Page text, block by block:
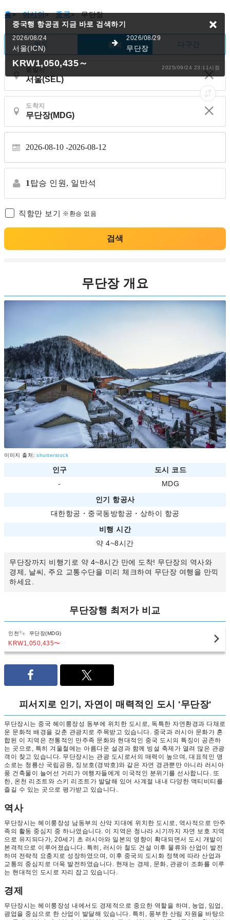
홈> 아시아> 중국> 무단장
편도 왕복 다구간
출발지
도착지
2026-08-10 2026-08-12
1 탑승 인원, 일반석
직항만 보기 ※환승 없음
검색
중국행 항공권 지금 바로 검색하기
2026/08/24
서울(ICN)
2026/08/29
무단장
KRW1,050,435～ 2025/09/24 23:11시점
무단장 개요
이미지 출처: shutterstock
인구
도시 코드
-
MDG
인기 항공사
대한항공 ・ 중국동방항공 ・ 상하이 항공
비행 시간
약 4~8시간
무단장까지 비행기로 약 4~8시간 만에 도착! 무단장의 역사와
경제, 날씨, 주요 교통수단을 미리 체크하여 무단장 여행을 만끽
하세요.
무단장행 최저가 비교
인천 무단장(MDG)
KRW1,050,435〜
피서지로 인기, 자연이 매력적인 도시 '무단장'
무단장시는 중국 헤이룽장성 동부에 위치한 도시로, 독특한 자연환경과 다채로
운 문화적 배경을 갖춘 관광지로 주목받고 있습니다. 중국과 러시아 문화가 혼
합된 이 지역은 전통적인 만주족 문화와 현대적인 중국 도시의 특징이 공존하
는 곳으로, 특히 겨울철에는 아름다운 설경과 함께 빙설 축제가 열려 많은 관광
객이 찾고 있습니다. 무단장시는 관광 도시로서의 매력이 높으며, 대표적인 명
소로는 청룡산 국립공원, 징보호(경박호)와 같은 자연 경관뿐만 아니라 러시아
풍 건축물이 늘어선 거리가 여행자들에게 이국적인 분위기를 선사합니다. 또
한, 온천 리조트와 스키 리조트가 발달해 있어 사계절 내내 다양한 액티비티를
즐길 수 있는 곳으로 평가받고 있습니다.
역사
무단장시는 헤이룽장성 남동부의 산악 지대에 위치한 도시로, 역사적으로 만주
족의 활동 중심지 중 하나였습니다. 이 지역은 청나라 시기까지 자연 보호 지역
으로 유지되다가, 20세기 초 러시아와 일본의 영향이 확대되면서 도시 개발이
본격적으로 이루어졌습니다. 특히, 러시아 철도 건설 이후 물류와 산업이 발전
하며 전략적 요충지로 성장하였으며, 이후 중국의 도시화 정책에 따라 산업과
교통의 중심지로 더욱 발전하였습니다. 현재는 경제, 문화, 관광이 조화를 이루
는 현대적인 도시로 자리 잡고 있습니다.
경제
무단장시는 헤이룽장성 내에서도 경제적으로 중요한 역할을 하며, 농업, 임업,
광업을 중심으로 한 산업이 발달해 있습니다. 특히, 풍부한 산림 자원을 바탕으